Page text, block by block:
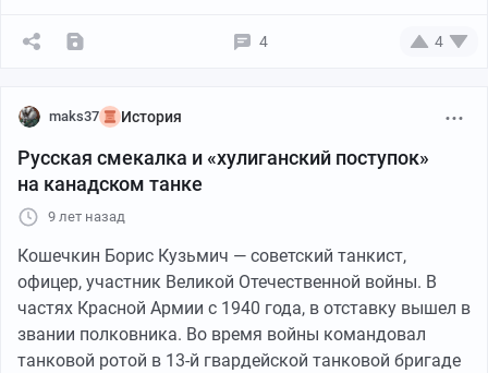
4 4
maks37 История
Русская смекалка и «хулиганский поступок»
на канадском танке
9 лет назад
Кошечкин Борис Кузьмич — советский танкист,
офицер, участник Великой Отечественной войны. В
частях Красной Армии с 1940 года, в отставку вышел в
звании полковника. Во время войны командовал
танковой ротой в 13-й гвардейской танковой бригаде